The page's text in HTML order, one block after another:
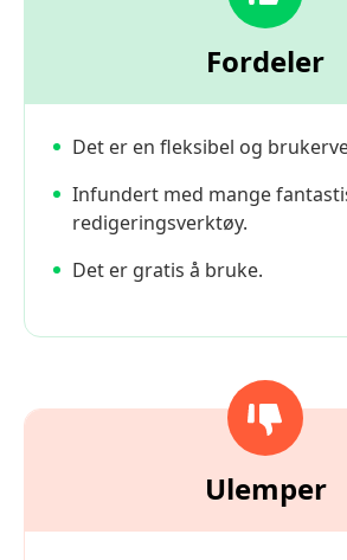
Fordeler
Det er en fleksibel og
Infundert med mange
redigeringsverktøy.
Det er gratis å bruke.
Ulemper